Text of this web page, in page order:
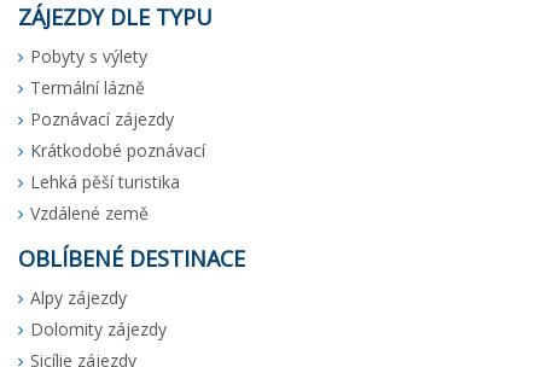
ZÁJEZDY DLE TYPU
Pobyty s výlety
Termální lázně
Poznávací zájezdy
Krátkodobé poznávací
Lehká pěší turistika
Vzdálené země
OBLÍBENÉ DESTINACE
Alpy zájezdy
Dolomity zájezdy
Sicílie zájezdy